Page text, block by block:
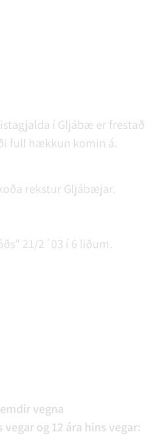
í Gljábæ er frestað
full hækkun komin á.
rekstur Gljábæjar.
21/2´03 í 6 liðum.
vegna
og 12 ára hins vegar: